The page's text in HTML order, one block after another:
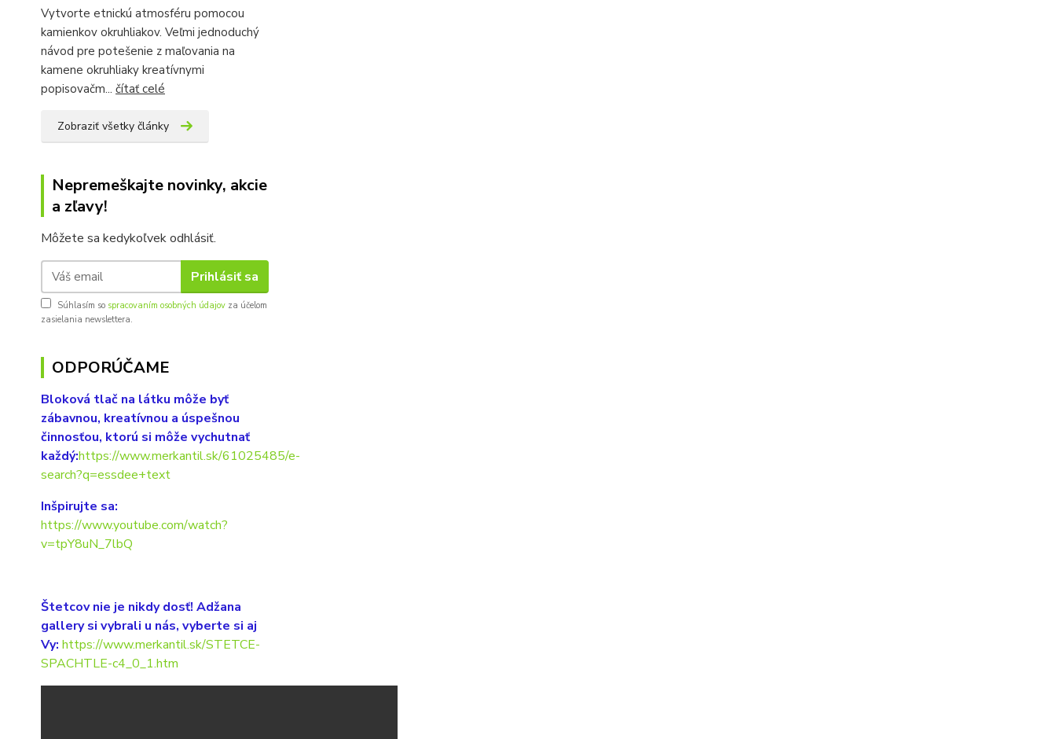
Vytvorte etnickú atmosféru pomocou
kamienkov okruhliakov. Veľmi jednoduchý
návod pre potešenie z maľovania na
kamene okruhliaky kreatívnymi
popisovačm... čítať celé
Zobraziť všetky články
Nepremeškajte novinky, akcie
a zľavy!
Môžete sa kedykoľvek odhlásiť.
Prihlásiť sa
Súhlasím so spracovaním osobných údajov za účelom
zasielania newslettera.
ODPORÚČAME
Bloková tlač na látku môže byť
zábavnou, kreatívnou a úspešnou
činnosťou, ktorú si môže vychutnať
každý:https://www.merkantil.sk/61025485/e-
search?q=essdee+text
Inšpirujte sa:
https://www.youtube.com/watch?
v=tpY8uN_7lbQ
Štetcov nie je nikdy dosť! Adžana
gallery si vybrali u nás, vyberte si aj
Vy: https://www.merkantil.sk/STETCE-
SPACHTLE-c4_0_1.htm